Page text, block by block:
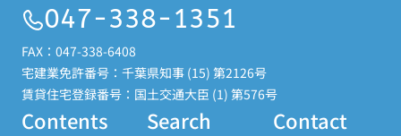
047-338-1351
FAX：047-338-6408
宅建業免許番号：千葉県知事 (15) 第2126号
賃貸住宅登録番号：国土交通大臣 (1) 第576号
Contents Search Contact